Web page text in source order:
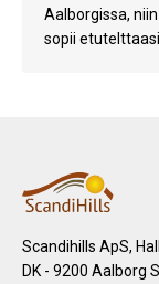
Aalborgissa,
sopii
Scandihills ApS,
DK - 9200 Aalborg